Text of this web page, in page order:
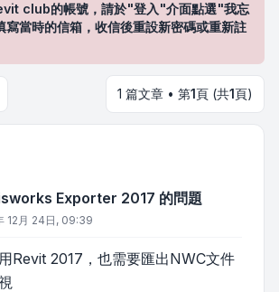
club的帳號，請於"登入"介面點選"我忘
當時的信箱，收信後重設新密碼或重新註
1 篇文章 • 第1頁 (共1頁)
Exporter 2017 的問題
12月 24日, 09:39
Revit 2017，也需要匯出NWC文件